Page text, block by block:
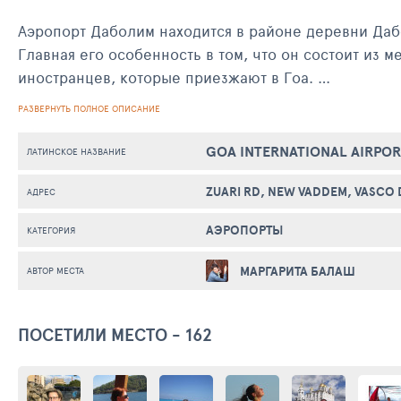
Аэропорт Даболим находится в районе деревни Даболим, на западе Гоа, на побережье Индийского океана.
Главная его особенность в том, что он состоит
иностранцев, которые приезжают в Гоа.
Великобритании, ОАЭ, Катара, Швеции, а также
РАЗВЕРНУТЬ ПОЛНОЕ ОПИСАНИЕ
ЛАТИНСКОЕ НАЗВАНИЕ GOA INTERNATIONAL
АДРЕС ZUARI RD, NEW VADDEM,
КАТЕГОРИЯ АЭРОПОРТЫ
АВТОР МЕСТА МАРГАРИТА БАЛАШ
ПОСЕТИЛИ МЕСТО - 162